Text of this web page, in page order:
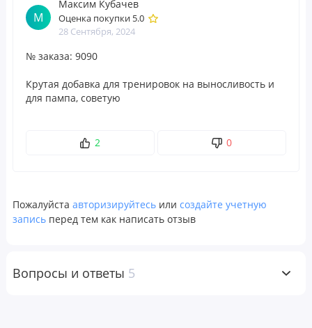
М
Максим Кубачев
Оценка покупки 5.0
28 Сентября, 2024
№ заказа: 9090
Крутая добавка для тренировок на выносливость и
для пампа, советую
2 0
Пожалуйста авторизируйтесь или создайте учетную
запись перед тем как написать отзыв
Вопросы и ответы 5